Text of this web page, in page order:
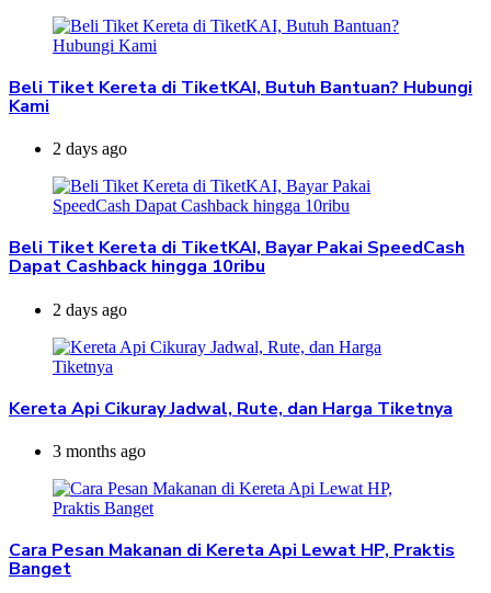
Beli Tiket Kereta di TiketKAI, Butuh Bantuan? Hubungi
Kami
2 days ago
Beli Tiket Kereta di TiketKAI, Bayar Pakai SpeedCash
Dapat Cashback hingga 10ribu
2 days ago
Kereta Api Cikuray Jadwal, Rute, dan Harga Tiketnya
3 months ago
Cara Pesan Makanan di Kereta Api Lewat HP, Praktis
Banget